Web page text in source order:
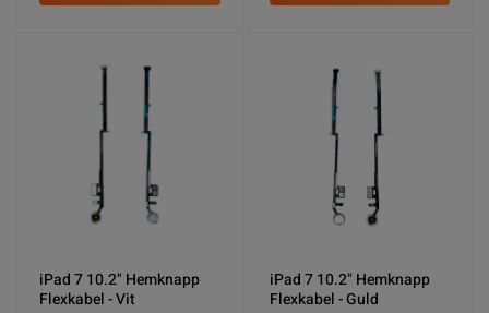
iPad 7 10.2" Hemknapp
Flexkabel - Vit
iPad 7 10.2" Hemknapp
Flexkabel - Guld